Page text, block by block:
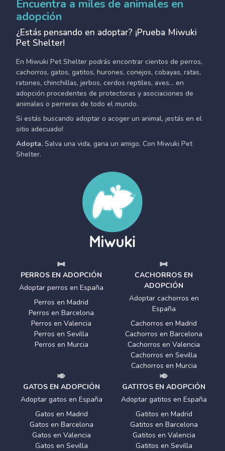
Encuentra a miles de animales en
adopción
¿Estás pensando en adoptar? ¡Prueba Miwuki
Pet Shelter!
En Miwuki Pet Shelter podrás encontrar cientos de perros,
cachorros, gatos, gatitos, hurones, conejos, cobayas, ratas,
ratones, chinchillas, jerbos, cerdos reptiles, aves... en
adopción procedentes de protectoras y asociaciones de
animales o perreras de todo el mundo.
Si estás buscando adoptar o acoger un animal, ¡estás en el
sitio adecuado!
Adopta. Salva una vida, gana un amigo. Con Miwuki Pet
Shelter.
PERROS EN ADOPCIÓN
Adoptar perros en España
Perros en Madrid
Perros en Barcelona
Perros en Valencia
Perros en Sevilla
Perros en Murcia
CACHORROS EN
ADOPCIÓN
Adoptar cachorros en
España
Cachorros en Madrid
Cachorros en Barcelona
Cachorros en Valencia
Cachorros en Sevilla
Cachorros en Murcia
GATOS EN ADOPCIÓN
Adoptar gatos en España
Gatos en Madrid
Gatos en Barcelona
Gatos en Valencia
Gatos en Sevilla
GATITOS EN ADOPCIÓN
Adoptar gatitos en España
Gatitos en Madrid
Gatitos en Barcelona
Gatitos en Valencia
Gatitos en Sevilla